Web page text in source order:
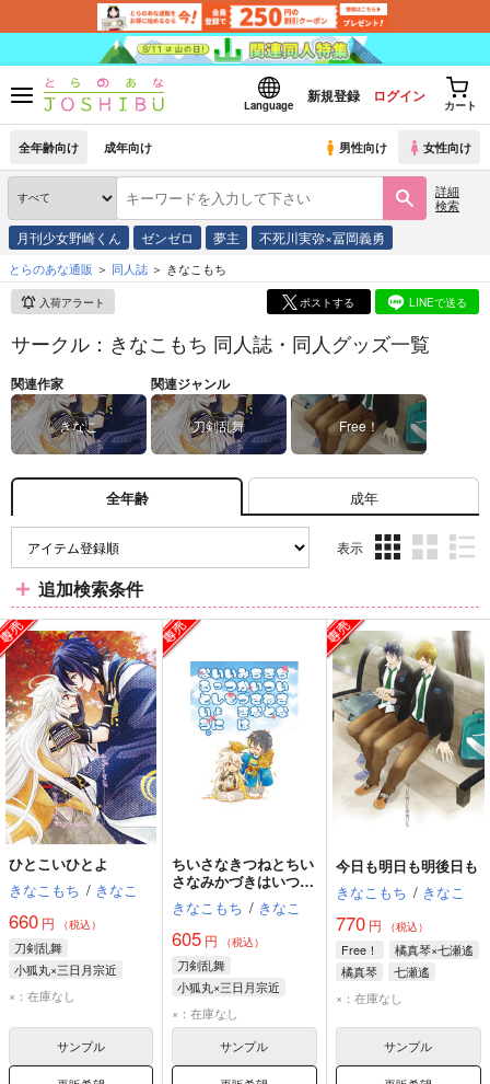
Language
新規登録 ログイン
カート
全年齢向け 成年向け 男性向け 女性向け
詳細
検索
月刊少女野崎くん ゼンゼロ 夢主 不死川実弥×冨岡義勇
とらのあな通販 同人誌 きなこもち
入荷アラート ポストする LINEで送る
サークル：きなこもち 同人誌・同人グッズ一覧
関連作家
きなこ
関連ジャンル
刀剣乱舞 Free！
全年齢 成年
表示
ム
表
示
ム
表
示
ム
表
示
追加検索条件
ひとこいひとよ
きなこもち / きなこ
660 円 （税込）
刀剣乱舞
小狐丸×三日月宗近
小狐丸
三日月宗近
×：在庫なし
サンプル
ちいさなきつねとちい
さなみかづきはいつも
いっしょになるとい
う。
きなこもち / きなこ
605 円 （税込）
刀剣乱舞
小狐丸×三日月宗近
×：在庫なし
サンプル
今日も明日も明後日も
きなこもち / きなこ
770円 （税込）
Free！
橘真琴×七瀬遙
橘真琴
七瀬遙
×：在庫なし
サンプル